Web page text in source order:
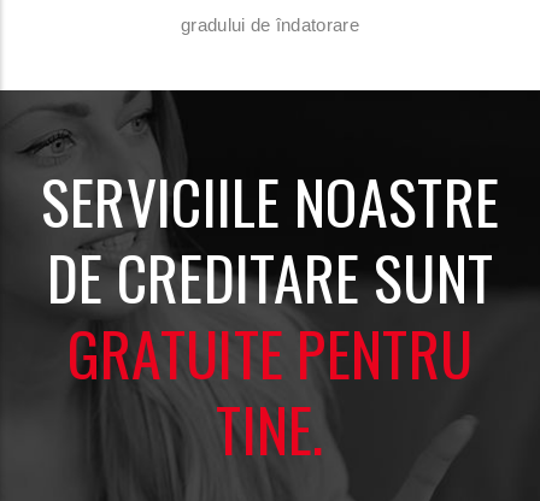
gradului de îndatorare
SERVICIILE NOASTRE
DE CREDITARE SUNT
GRATUITE PENTRU
TINE.